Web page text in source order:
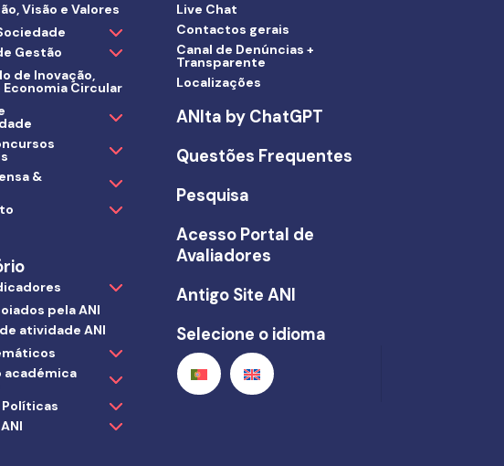
Visão e Valores
Gestão
de Inovação,
Economia Circular
&
pela ANI
atividade ANI
académica
Políticas
Live Chat
Contactos gerais
Canal de Denúncias +
Transparente
Localizações
ANIta by ChatGPT
Questões Frequentes
Pesquisa
Acesso Portal de
Avaliadores
Antigo Site ANI
Selecione o idioma